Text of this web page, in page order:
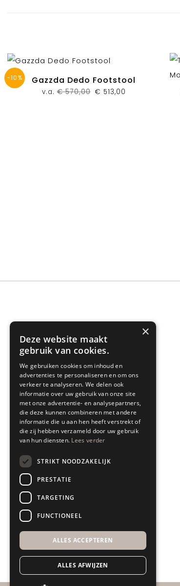
-10% Gazzda Dedo Footstool
v.a.€570,00 Oorspronkelijke
€ 513,00
SPYK71 SERVICE
Blogs
Showroom
Interieuradvies
Bezorgen & leveren
All In House Service
Algemene voorwaarden
Disclaimer
×
Deze website maakt
gebruik van cookies.
We gebruiken cookies om inhoud en
advertenties te personaliseren en om ons
verkeer te analyseren. We delen ook
informatie over uw gebruik van onze site
met onze advertentie- en analysepartners,
die deze kunnen combineren met andere
informatie die u aan hen heeft verstrekt of
die zij hebben verzameld door uw gebruik
van hun diensten. Lees verder
STRIKT NOODZAKELIJK
PRESTATIE
TARGETING
FUNCTIONEEL
ALLES ACCEPTEREN
ALLES AFWIJZEN